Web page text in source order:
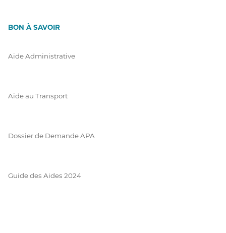
BON À SAVOIR
Aide Administrative
Aide au Transport
Dossier de Demande APA
Guide des Aides 2024